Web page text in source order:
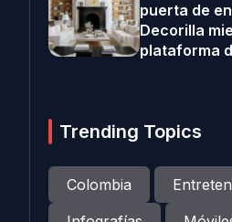
puerta de
Decorilla
plataforma
Trending Topics
Colombia